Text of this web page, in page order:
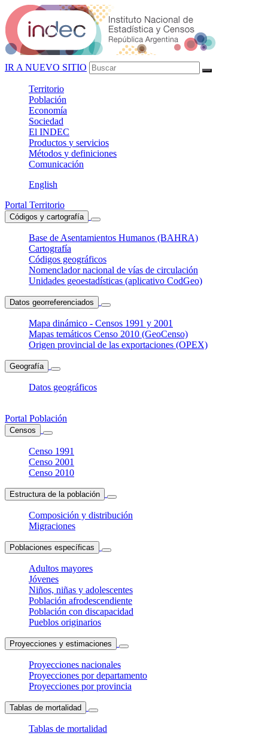
IR A NUEVO SITIO
Territorio
Población
Economía
Sociedad
El INDEC
Productos y servicios
Métodos y definiciones
Comunicación
English
Portal Territorio
Códigos y cartografía
Base de Asentamientos Humanos (BAHRA)
Cartografía
Códigos geográficos
Nomenclador nacional de vías de circulación
Unidades geoestadísticas (aplicativo CodGeo)
Datos georreferenciados
Mapa dinámico - Censos 1991 y 2001
Mapas temáticos Censo 2010 (GeoCenso)
Origen provincial de las exportaciones (OPEX)
Geografía
Datos geográficos
Portal Población
Censos
Censo 1991
Censo 2001
Censo 2010
Estructura de la población
Composición y distribución
Migraciones
Poblaciones específicas
Adultos mayores
Jóvenes
Niños, niñas y adolescentes
Población afrodescendiente
Población con discapacidad
Pueblos originarios
Proyecciones y estimaciones
Proyecciones nacionales
Proyecciones por departamento
Proyecciones por provincia
Tablas de mortalidad
Tablas de mortalidad